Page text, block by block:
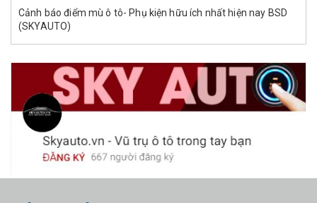
Cảnh báo điểm mù ô tô- Phụ kiện hữu ích nhất hiện nay BSD
(SKYAUTO)